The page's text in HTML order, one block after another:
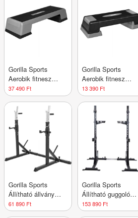
Gorilla Sports
Aerobik fitnesz
lépcső
37 490 Ft
Gorilla Sports
Aerobik fitnesz
lépcső kicsi
13 390 Ft
Gorilla Sports
Állítható állvány
hosszú rúdhoz 190
cm
61 890 Ft
Gorilla Sports
Állítható guggoló
állvány acél 182 cm
153 890 Ft